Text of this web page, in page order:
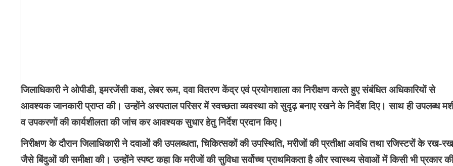
जिलाधिकारी ने ओपीडी, इमरजेंसी कक्ष, लेबर रूम, दवा वितरण केंद्र एवं प्रयोगशाला का निरीक्षण करते हुए संबंधित अधिकारियों से
आवश्यक जानकारी प्राप्त की। उन्होंने अस्पताल परिसर में स्वच्छता व्यवस्था को सुदृढ़ बनाए रखने के निर्देश दिए। साथ ही उपलब्ध
व उपकरणों की कार्यशीलता की जांच कर आवश्यक सुधार हेतु निर्देश प्रदान किए।
निरीक्षण के दौरान जिलाधिकारी ने दवाओं की उपलब्धता, चिकित्सकों की उपस्थिति, मरीजों की प्रतीक्षा अवधि तथा रजिस्टरों के रख-
जैसे बिंदुओं की समीक्षा की। उन्होंने स्पष्ट कहा कि मरीजों की सुविधा सर्वोच्च प्राथमिकता है और स्वास्थ्य सेवाओं में किसी भी प्रकार